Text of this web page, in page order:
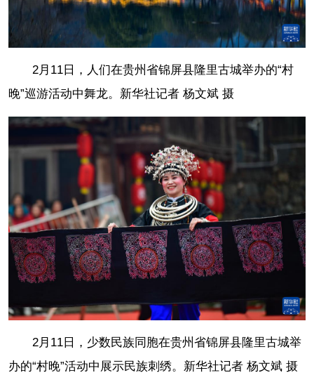
2月11日，人们在贵州省锦屏县隆里古城举办的“村
晚”巡游活动中舞龙。 新华社记者 杨文斌 摄
2月11日，少数民族同胞在贵州省锦屏县隆里古城举
办的“村晚”活动中展示民族刺绣。 新华社记者 杨文斌 摄